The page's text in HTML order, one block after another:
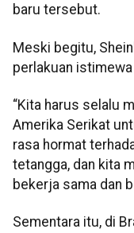
baru tersebut.
Meski begitu,
perlakuan
“Kita harus selalu
Amerika Serikat
rasa hormat
tetangga, dan kita
bekerja sama dan
Sementara itu, di